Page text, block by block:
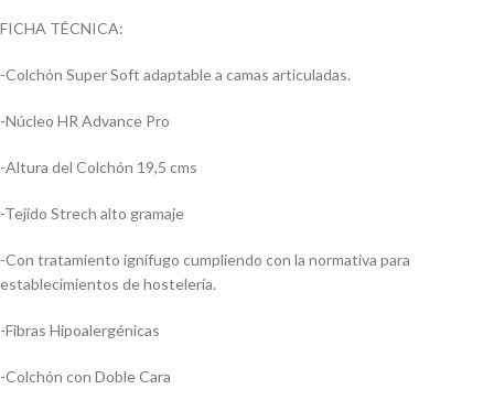
FICHA TÉCNICA:
-Colchón Super Soft adaptable a camas articuladas.
-Núcleo HR Advance Pro
-Altura del Colchón 19,5 cms
-Tejido Strech alto gramaje
-Con tratamiento ignífugo cumpliendo con la normativa para
establecimientos de hostelería.
-Fibras Hipoalergénicas
-Colchón con Doble Cara